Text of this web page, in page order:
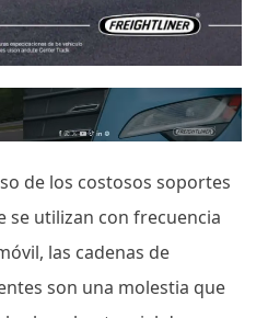
de los costosos soportes
se utilizan con frecuencia
las cadenas de
son una molestia que